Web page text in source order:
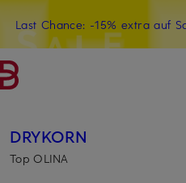
ZUM HAUPTINHALT ÜBERSPRINGEN
Last Chance: -15% extra auf
20€-Willkommensgutschein
DRYKORN
Top OLINA